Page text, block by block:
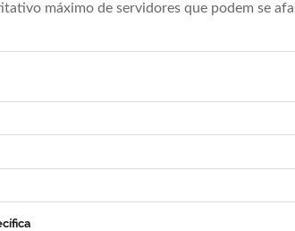
máximo de servidores que podem se